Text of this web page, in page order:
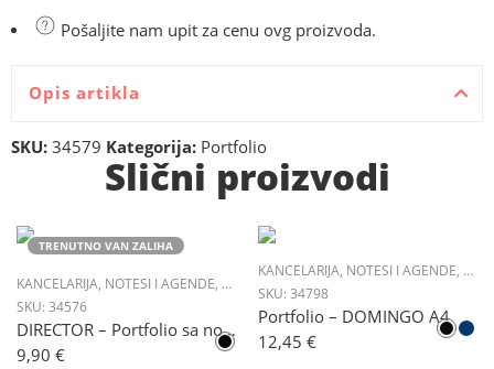
Pošaljite nam upit za cenu ovg proizvoda.
Opis artikla
SKU: 34579 Kategorija: Portfolio
Slični proizvodi
TRENUTNO VAN ZALIHA
KANCELARIJA, NOTESI I AGENDE, PORTFOLIO
SKU: 34576
DIRECTOR – Portfolio sa notesom A5
9,90 €
KANCELARIJA, NOTESI I AGENDE,
SKU: 34798
Portfolio – DOMINGO A4
12,45 €